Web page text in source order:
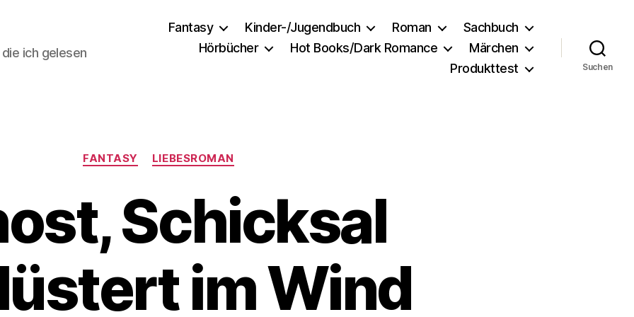
ich gelesen
Fantasy Kinder-/Jugendbuch Roman
Sachbuch
Hörbücher
Hot Books/Dark Romance
Märchen
Produkttest
Suchen
Kategorien
FANTASY LIEBESROMAN
Schicksal
im Wind